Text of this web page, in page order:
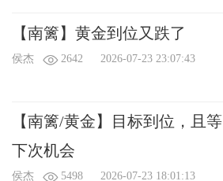
【南篱】黄金到位又跌了
侯杰 2642 2026-07-23 23:07:43
【南篱/黄金】目标到位，且等
下次机会
侯杰 5498 2026-07-23 18:01:13